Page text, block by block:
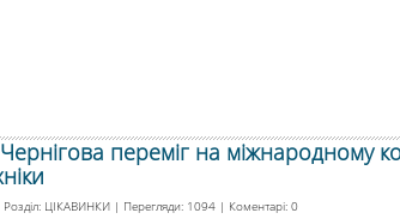
переміг на міжнародному
ЦІКАВИНКИ | Перегляди: 1094 | Коментарі: 0